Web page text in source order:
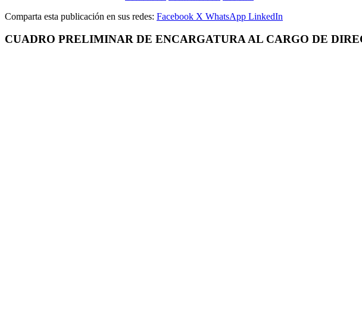
Comparta esta publicación en sus redes: Facebook X WhatsApp LinkedIn
CUADRO PRELIMINAR DE ENCARGATURA AL CARGO DE